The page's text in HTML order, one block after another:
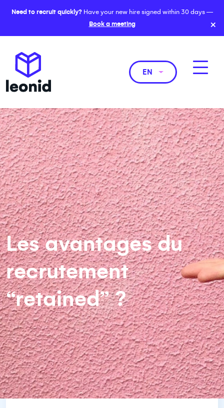
Need to recruit quickly?Have your new hire signed within 30 days —
Book a meeting
×
EN
Les avantages du
recrutement
“retained” ?